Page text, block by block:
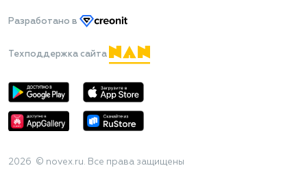
Разработано в
Техподдержка сайта
2026 © novex.ru. Все права защищены